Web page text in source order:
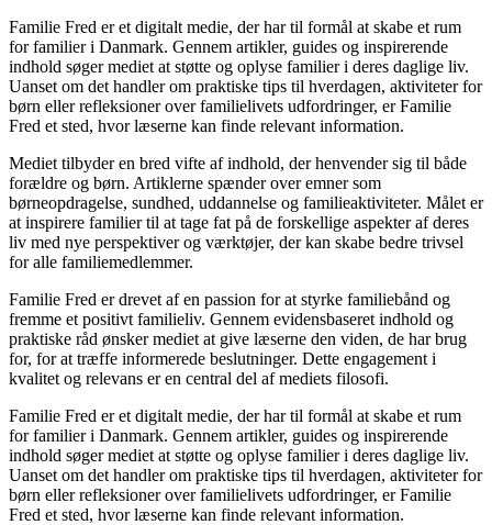
Familie Fred er et digitalt medie, der har til formål at skabe et rum
for familier i Danmark. Gennem artikler, guides og inspirerende
indhold søger mediet at støtte og oplyse familier i deres daglige liv.
Uanset om det handler om praktiske tips til hverdagen, aktiviteter for
børn eller refleksioner over familielivets udfordringer, er Familie
Fred et sted, hvor læserne kan finde relevant information.
Mediet tilbyder en bred vifte af indhold, der henvender sig til både
forældre og børn. Artiklerne spænder over emner som
børneopdragelse, sundhed, uddannelse og familieaktiviteter. Målet er
at inspirere familier til at tage fat på de forskellige aspekter af deres
liv med nye perspektiver og værktøjer, der kan skabe bedre trivsel
for alle familiemedlemmer.
Familie Fred er drevet af en passion for at styrke familiebånd og
fremme et positivt familieliv. Gennem evidensbaseret indhold og
praktiske råd ønsker mediet at give læserne den viden, de har brug
for, for at træffe informerede beslutninger. Dette engagement i
kvalitet og relevans er en central del af mediets filosofi.
Familie Fred er et digitalt medie, der har til formål at skabe et rum
for familier i Danmark. Gennem artikler, guides og inspirerende
indhold søger mediet at støtte og oplyse familier i deres daglige liv.
Uanset om det handler om praktiske tips til hverdagen, aktiviteter for
børn eller refleksioner over familielivets udfordringer, er Familie
Fred et sted, hvor læserne kan finde relevant information.